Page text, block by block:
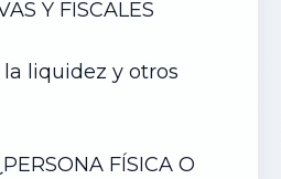
Y FISCALES
liquidez y otros
FÍSICA O